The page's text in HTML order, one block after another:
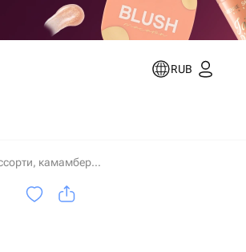
RUB
Подарок «Любовь и Сыр», с сырным ассорти, камамбером, луковым конфитюром, грушевой мостардой и миндалем в Самаре